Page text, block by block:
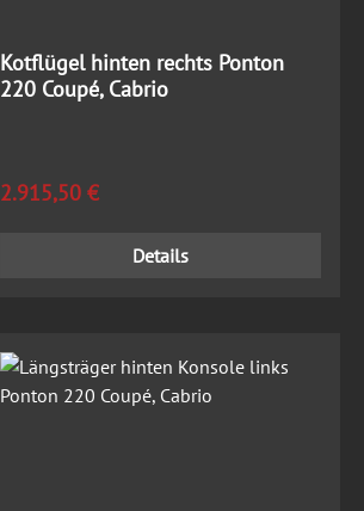
Kotflügel hinten rechts Ponton
220 Coupé, Cabrio
Regulärer Preis:
2.915,50 €
Details